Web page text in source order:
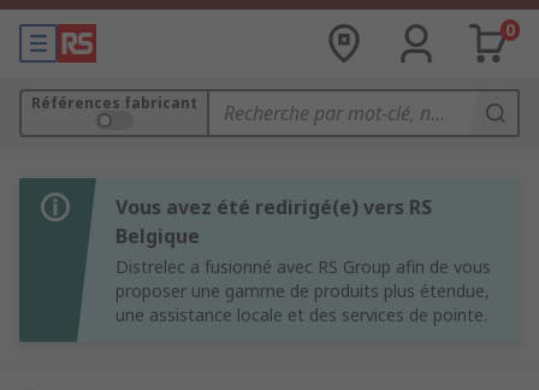
0
Références fabricant
Vous avez été redirigé(e) vers RS
Belgique
Distrelec a fusionné avec RS Group afin de vous
proposer une gamme de produits plus étendue,
une assistance locale et des services de pointe.